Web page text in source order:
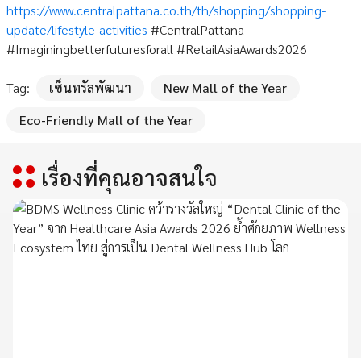
https://www.centralpattana.co.th/th/shopping/shopping-
update/lifestyle-activities #CentralPattana
#Imaginingbetterfuturesforall #RetailAsiaAwards2026
Tag: เซ็นทรัลพัฒนา
New Mall of the Year
Eco-Friendly Mall of the Year
เรื่องที่คุณอาจสนใจ